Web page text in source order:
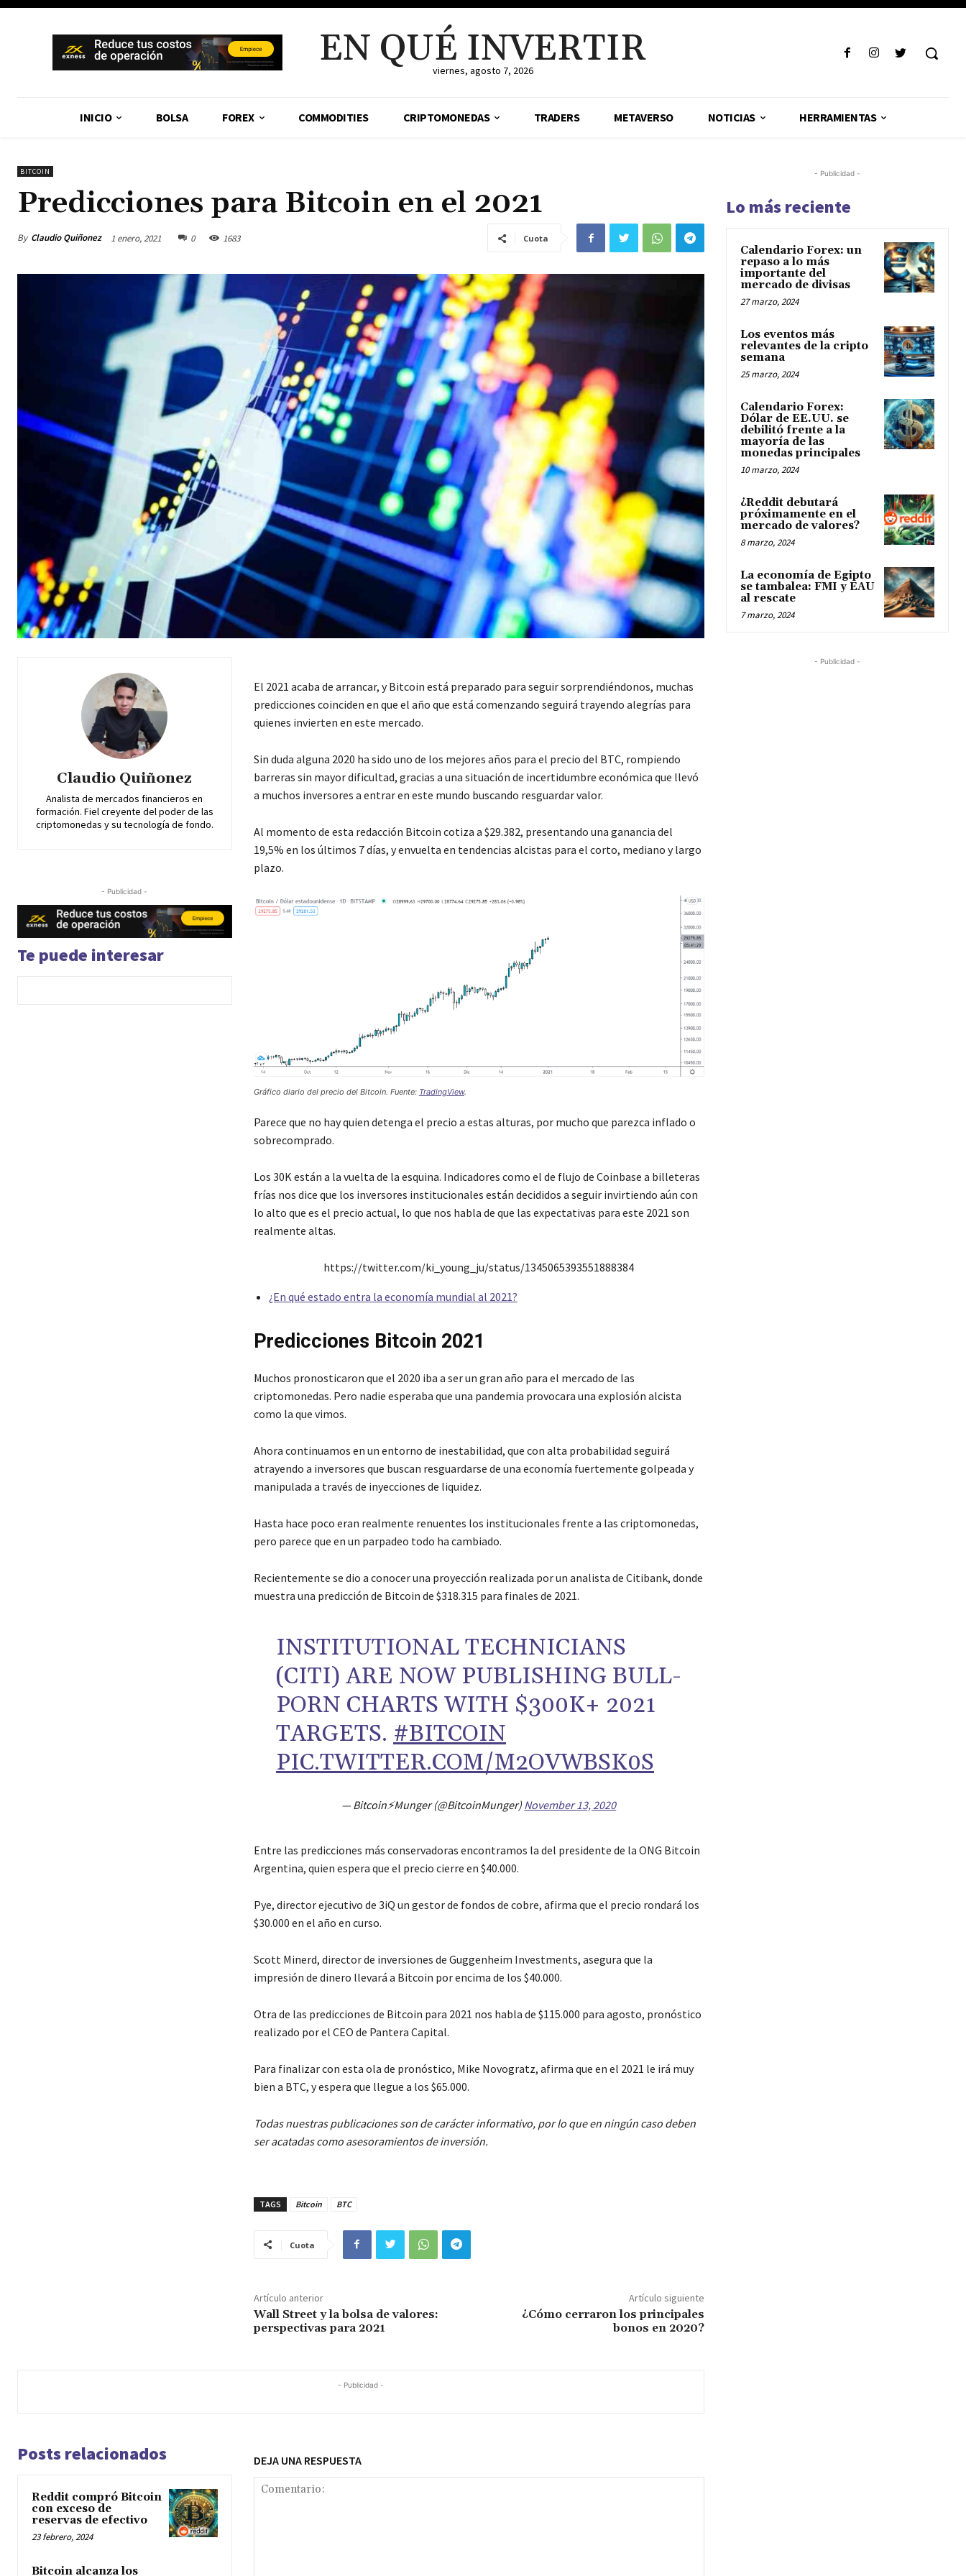
EN QUÉ INVERTIR
viernes, agosto 7, 2026
INICIO BOLSA FOREX COMMODITIES CRIPTOMONEDAS TRADERS METAVERSO NOTICIAS HERRAMIENTAS
BITCOIN
Predicciones para Bitcoin en el 2021
By Claudio Quiñonez 1 enero, 2021 0 1683 Cuota
Claudio Quiñonez
Analista de mercados financieros en
formación. Fiel creyente del poder de las
criptomonedas y su tecnología de fondo.
- Publicidad -
Te puede interesar
El 2021 acaba de arrancar, y Bitcoin está preparado para seguir sorprendiéndonos, muchas
predicciones coinciden en que el año que está comenzando seguirá trayendo alegrías para
quienes invierten en este mercado.
Sin duda alguna 2020 ha sido uno de los mejores años para el precio del BTC, rompiendo
barreras sin mayor dificultad, gracias a una situación de incertidumbre económica que llevó
a muchos inversores a entrar en este mundo buscando resguardar valor.
Al momento de esta redacción Bitcoin cotiza a $29.382, presentando una ganancia del
19,5% en los últimos 7 días, y envuelta en tendencias alcistas para el corto, mediano y largo
plazo.
Gráfico diario del precio del Bitcoin. Fuente: TradingView.
Parece que no hay quien detenga el precio a estas alturas, por mucho que parezca inflado o
sobrecomprado.
Los 30K están a la vuelta de la esquina. Indicadores como el de flujo de Coinbase a billeteras
frías nos dice que los inversores institucionales están decididos a seguir invirtiendo aún con
lo alto que es el precio actual, lo que nos habla de que las expectativas para este 2021 son
realmente altas.
https://twitter.com/ki_young_ju/status/1345065393551888384
¿En qué estado entra la economía mundial al 2021?
Predicciones Bitcoin 2021
Muchos pronosticaron que el 2020 iba a ser un gran año para el mercado de las
criptomonedas. Pero nadie esperaba que una pandemia provocara una explosión alcista
como la que vimos.
Ahora continuamos en un entorno de inestabilidad, que con alta probabilidad seguirá
atrayendo a inversores que buscan resguardarse de una economía fuertemente golpeada y
manipulada a través de inyecciones de liquidez.
Hasta hace poco eran realmente renuentes los institucionales frente a las criptomonedas,
pero parece que en un parpadeo todo ha cambiado.
Recientemente se dio a conocer una proyección realizada por un analista de Citibank, donde
muestra una predicción de Bitcoin de $318.315 para finales de 2021.
INSTITUTIONAL TECHNICIANS
(CITI) ARE NOW PUBLISHING BULL-
PORN CHARTS WITH $300K+ 2021
TARGETS. #BITCOIN
PIC.TWITTER.COM/M2OVWBSK0S
— Bitcoin⚡️Munger (@BitcoinMunger) November 13, 2020
Entre las predicciones más conservadoras encontramos la del presidente de la ONG Bitcoin
Argentina, quien espera que el precio cierre en $40.000.
Pye, director ejecutivo de 3iQ un gestor de fondos de cobre, afirma que el precio rondará los
$30.000 en el año en curso.
Scott Minerd, director de inversiones de Guggenheim Investments, asegura que la
impresión de dinero llevará a Bitcoin por encima de los $40.000.
Otra de las predicciones de Bitcoin para 2021 nos habla de $115.000 para agosto, pronóstico
realizado por el CEO de Pantera Capital.
Para finalizar con esta ola de pronóstico, Mike Novogratz, afirma que en el 2021 le irá muy
bien a BTC, y espera que llegue a los $65.000.
Todas nuestras publicaciones son de carácter informativo, por lo que en ningún caso deben
ser acatadas como asesoramientos de inversión.
TAGS Bitcoin BTC
Cuota
Artículo anterior
Wall Street y la bolsa de valores:
perspectivas para 2021
Artículo siguiente
¿Cómo cerraron los principales
bonos en 2020?
- Publicidad -
Posts relacionados
Reddit compró Bitcoin
con exceso de
reservas de efectivo
23 febrero, 2024
Bitcoin alcanza los
DEJA UNA RESPUESTA
- Publicidad -
Lo más reciente
Calendario Forex: un
repaso a lo más
importante del
mercado de divisas
27 marzo, 2024
Los eventos más
relevantes de la cripto
semana
25 marzo, 2024
Calendario Forex:
Dólar de EE.UU. se
debilitó frente a la
mayoría de las
monedas principales
10 marzo, 2024
¿Reddit debutará
próximamente en el
mercado de valores?
8 marzo, 2024
La economía de Egipto
se tambalea: FMI y EAU
al rescate
7 marzo, 2024
- Publicidad -